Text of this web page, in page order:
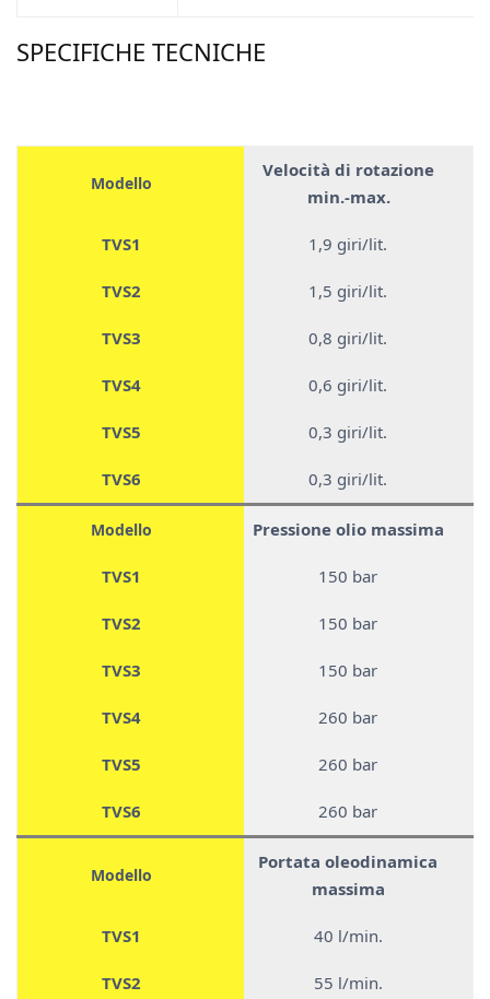
SPECIFICHE TECNICHE
Modello
Velocità di rotazione
min.-max.
TVS1 1,9 giri/lit.
TVS2 1,5 giri/lit.
TVS3 0,8 giri/lit.
TVS4 0,6 giri/lit.
TVS5 0,3 giri/lit.
TVS6 0,3 giri/lit.
Modello Pressione olio massima
TVS1 150 bar
TVS2 150 bar
TVS3 150 bar
TVS4 260 bar
TVS5 260 bar
TVS6 260 bar
Modello
Portata oleodinamica
massima
TVS1 40 l/min.
TVS2 55 l/min.